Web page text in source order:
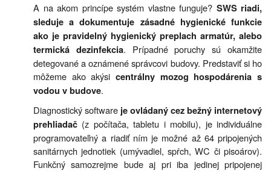
A na akom princípe systém vlastne funguje? SWS riadi,
sleduje a dokumentuje zásadné hygienické funkcie
ako je pravidelný hygienický preplach armatúr, alebo
termická dezinfekcia. Prípadné poruchy sú okamžite
detegované a oznámené správcovi budovy. Predstaviť si ho
môžeme ako akýsi centrálny mozog hospodárenia s
vodou v budove.
Diagnostický software je ovládaný cez bežný internetový
prehliadač (z počítača, tabletu i mobilu), je individuálne
programovateľný a riadiť ním je možné až 64 pripojených
sanitárnych jednotiek (umývadiel, spŕch, WC či pisoárov).
Funkčný samozrejme bude aj pri iba jedinej pripojenej